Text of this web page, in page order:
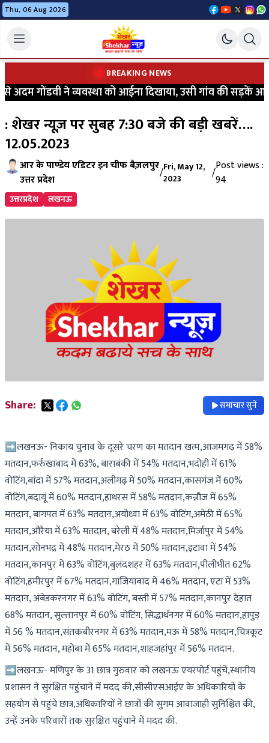
Thu, 06 Aug 2026
BREAKING NEWS
गोंडवी ने व्यवस्था को आईना दिखाया, उसी गांव की सड़कें आज
: शेखर न्यूज़ पर सुबह 7:30 बजे की बड़ी खबरें….
12.05.2023
आर के पाण्डेय एडिटर इन चीफ बैज़लपुर
उत्तर प्रदेश
/Fri, May 12,
2023
/Post views :
94
उत्तरप्रदेश लखनऊ
Share: समाचार सुनें
➡️लखनऊ- निकाय चुनाव के दूसरे चरण का मतदान खत्म,आजमगढ़ में 58%
मतदान,फर्रुखाबाद में 63%, बाराबंकी में 54% मतदान,भदोही में 61%
वोटिंग,बांदा में 57% मतदान,अलीगढ़ में 50% मतदान,कासगंज में 60%
वोटिंग,बदायूं में 60% मतदान,हाथरस में 58% मतदान,कन्नौज में 65%
मतदान, बागपत में 63% मतदान,अयोध्या में 63% वोटिंग,अमेठी में 65%
मतदान,औरैया में 63% मतदान, बरेली में 48% मतदान,मिर्जापुर में 54%
मतदान,सोनभद्र में 48% मतदान,मेरठ में 50% मतदान,इटावा में 54%
मतदान,कानपुर में 63% वोटिंग,बुलंदशहर में 63% मतदान,पीलीभीत 62%
वोटिंग,हमीरपुर में 67% मतदान,गाजियाबाद में 46% मतदान, एटा में 53%
मतदान, अंबेडकरनगर में 63% वोटिंग, बस्ती में 57% मतदान,कानपुर देहात
68% मतदान, सुल्तानपुर में 60% वोटिंग, सिद्धार्थनगर में 60% मतदान,हापुड़
में 56 % मतदान,संतकबीरनगर में 63% मतदान,मऊ में 58% मतदान,चित्रकूट
में 56% मतदान, महोबा में 65% मतदान,शाहजहांपुर में 56% मतदान.
➡️लखनऊ- मणिपुर के 31 छात्र गुरुवार को लखनऊ एयरपोर्ट पहुंचे,स्थानीय
प्रशासन ने सुरक्षित पहुंचाने में मदद की,सीसीएसआईए के अधिकारियों के
सहयोग से पहुंचे छात्र,अधिकारियों ने छात्रों की सुगम आवाजाही सुनिश्चित की,
उन्हें उनके परिवारों तक सुरक्षित पहुंचाने में मदद की.